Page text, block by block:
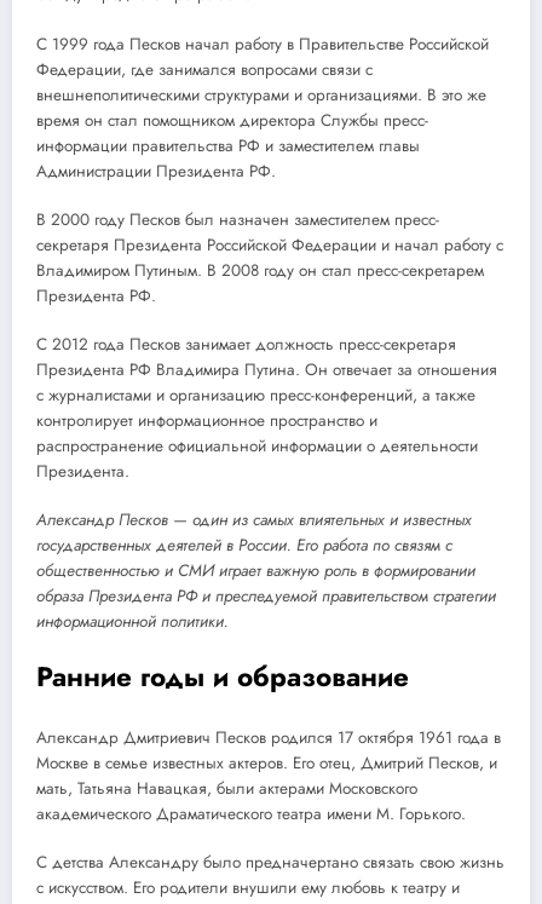
С 1999 года Песков начал работу в Правительстве Российской
Федерации, где занимался вопросами связи с
внешнеполитическими структурами и организациями. В это же
время он стал помощником директора Службы пресс-
информации правительства РФ и заместителем главы
Администрации Президента РФ.
В 2000 году Песков был назначен заместителем пресс-
секретаря Президента Российской Федерации и начал работу с
Владимиром Путиным. В 2008 году он стал пресс-секретарем
Президента РФ.
С 2012 года Песков занимает должность пресс-секретаря
Президента РФ Владимира Путина. Он отвечает за отношения
с журналистами и организацию пресс-конференций, а также
контролирует информационное пространство и
распространение официальной информации о деятельности
Президента.
Александр Песков — один из самых влиятельных и известных
государственных деятелей в России. Его работа по связям с
общественностью и СМИ играет важную роль в формировании
образа Президента РФ и преследуемой правительством стратегии
информационной политики.
Ранние годы и образование
Александр Дмитриевич Песков родился 17 октября 1961 года в
Москве в семье известных актеров. Его отец, Дмитрий Песков, и
мать, Татьяна Навацкая, были актерами Московского
академического Драматического театра имени М. Горького.
С детства Александру было предначертано связать свою жизнь
с искусством. Его родители внушили ему любовь к театру и